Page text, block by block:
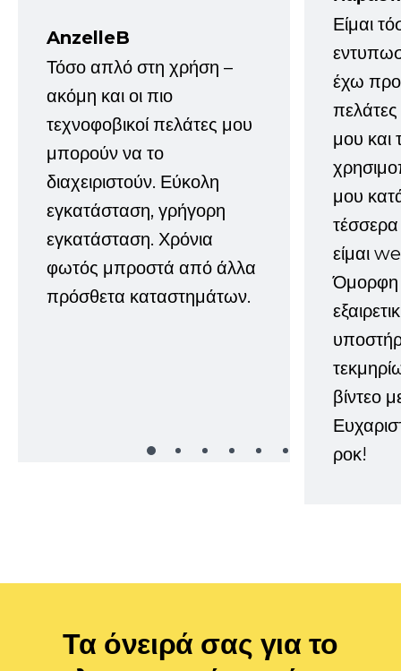
AnzelleB
Τόσο απλό στη χρήση –
ακόμη και οι πιο
τεχνοφοβικοί πελάτες μου
μπορούν να το
διαχειριστούν. Εύκολη
εγκατάσταση, γρήγορη
εγκατάσταση. Χρόνια
φωτός μπροστά από άλλα
πρόσθετα καταστημάτων.
Είμαι
έχω
μου και
μου
είμαι
Όμορφη
βίντεο
ροκ!
Τα όνειρά σας για το